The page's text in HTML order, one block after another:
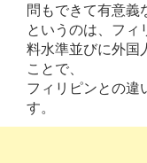
問もできて有意義
というのは、フィ
料水準並びに外国
ことで、
フィリピンとの違
す。